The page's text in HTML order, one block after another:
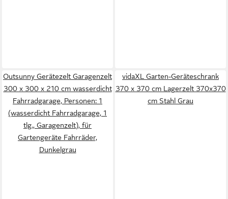
Outsunny Gerätezelt Garagenzelt
300 x 300 x 210 cm wasserdicht
Fahrradgarage, Personen: 1
(wasserdicht Fahrradgarage, 1
tlg., Garagenzelt), für
Gartengeräte Fahrräder,
Dunkelgrau
vidaXL Garten-Geräteschrank
370 x 370 cm Lagerzelt 370x370
cm Stahl Grau